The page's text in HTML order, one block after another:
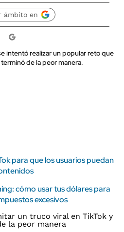
ámbito en
intentó realizar un popular reto que
de la peor manera.
para que los usuarios puedan
cómo usar tus dólares para
excesivos